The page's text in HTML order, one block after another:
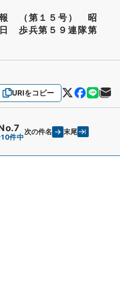
報 （第１５号） 昭
歩兵第５９連隊第
URIをコピー
件中
次の件名 末尾